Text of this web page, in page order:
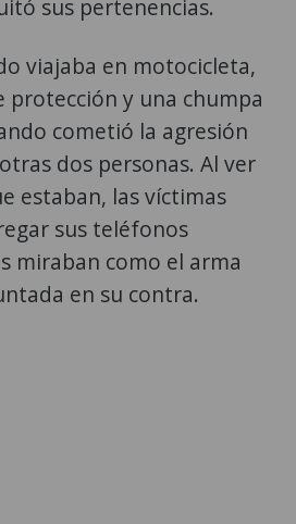
sus pertenencias.
viajaba en motocicleta,
protección y una chumpa
cometió la agresión
dos personas. Al ver
estaban, las víctimas
sus teléfonos
miraban como el arma
en su contra.